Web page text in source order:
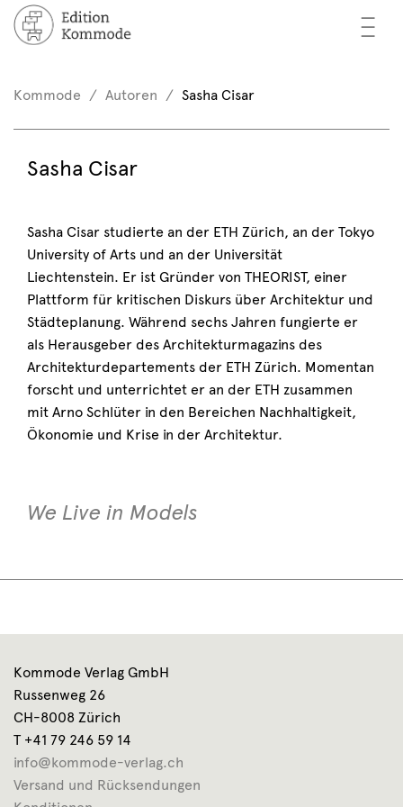
—
—
—
/ Registrieren
Kommode Autoren Sasha Cisar
Sasha Cisar
Sasha Cisar studierte an der ETH Zürich, an der Tokyo
University of Arts und an der Universität
Liechtenstein. Er ist Gründer von THEORIST, einer
Plattform für kritischen Diskurs über Architektur und
Städteplanung. Während sechs Jahren fungierte er
als Herausgeber des Architekturmagazins des
Architekturdepartements der ETH Zürich. Momentan
forscht und unterrichtet er an der ETH zusammen
mit Arno Schlüter in den Bereichen Nachhaltigkeit,
Ökonomie und Krise in der Architektur.
We Live in Models
Kommode Verlag GmbH
Russenweg 26
CH-8008 Zürich
T +41 79 246 59 14
info@kommode-verlag.ch
Versand und Rücksendungen